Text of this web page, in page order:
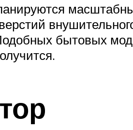
бытовых